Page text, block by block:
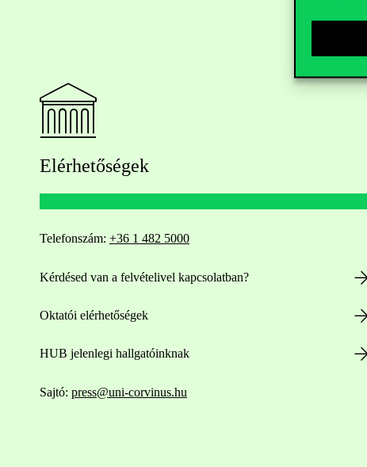
Elérhetőségek
Telefonszám: +36 1 482 5000
Kérdésed van a felvételivel kapcsolatban?
Oktatói elérhetőségek
HUB jelenlegi hallgatóinknak
Sajtó: press@uni-corvinus.hu